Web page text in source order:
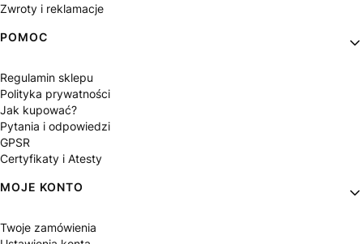
Zwroty i reklamacje
POMOC
Regulamin sklepu
Polityka prywatności
Jak kupować?
Pytania i odpowiedzi
GPSR
Certyfikaty i Atesty
MOJE KONTO
Twoje zamówienia